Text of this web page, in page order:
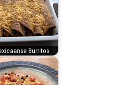
Burritos